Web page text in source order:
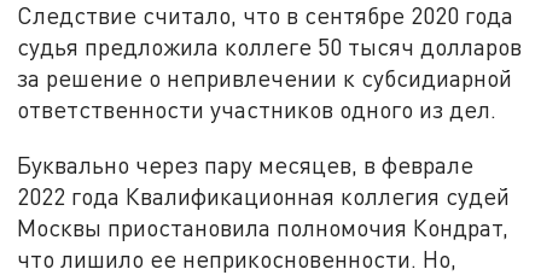
Следствие считало, что в сентябре 2020 года
судья предложила коллеге 50 тысяч долларов
за решение о непривлечении к субсидиарной
ответственности участников одного из дел.
Буквально через пару месяцев, в феврале
2022 года Квалификационная коллегия судей
Москвы приостановила полномочия Кондрат,
что лишило ее неприкосновенности. Но,